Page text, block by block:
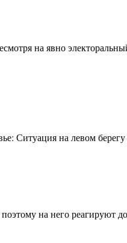
на явно
на левом берегу
на него реагируют